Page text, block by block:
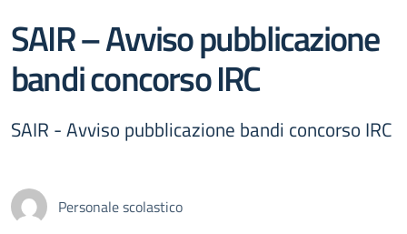
SAIR – Avviso pubblicazione
bandi concorso IRC
SAIR - Avviso pubblicazione bandi concorso IRC
Personale scolastico